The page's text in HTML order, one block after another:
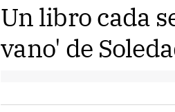
Un libro cada
vano' de